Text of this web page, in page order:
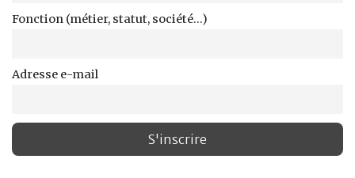
Fonction (métier, statut, société...)
Adresse e-mail